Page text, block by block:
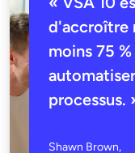
d'accroître
moins 75
processus.
Shawn Brown,